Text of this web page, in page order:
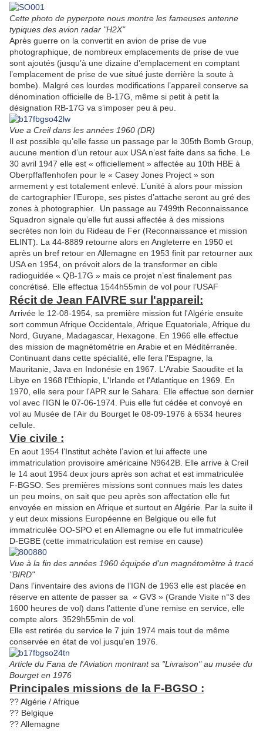
Cette photo de pyperpote nous montre les fameuses antenne
typiques des avion radar "H2X"
Après guerre on la convertit en avion de prise de vue
photographique, de nombreux emplacements de prise de vue
sont ajoutés (jusqu’à une dizaine d’emplacement en comptant
l’emplacement de prise de vue situé juste derrière la soute à
bombe). Malgré ces lourdes modifications l’appareil conserve sa
dénomination officielle de B-17G, même si petit à petit la
désignation RB-17G va s’imposer peu à peu.
Vue a Creil dans les années 1960 (DR)
Il est possible qu’elle fasse un passage par le 305th Bomb Group,
aucune mention d’un retour aux USA n’est faite dans sa fiche. Le
30 avril 1947 elle est « officiellement » affectée au 10th HBE à
Oberpffaffenhofen pour le « Casey Jones Project » son
armement y est totalement enlevé. L’unité à alors pour mission
de cartographier l’Europe, ses pistes d’attache seront au gré des
zones à photographier. Un passage au 7499th Reconnaissance
Squadron signale qu’elle fut aussi affectée à des missions
secrètes non loin du Rideau de Fer (Reconnaissance et mission
ELINT). La 44-8889 retourne alors en Angleterre en 1950 et
après un bref retour en Allemagne en 1953 finit par retourner aux
USA en 1954, on prévoit alors de la transformer en cible
radioguidée « QB-17G » mais ce projet n’est finalement pas
concrétisé. Elle effectua 1544h55min de vol pour l’USAF
Récit de Jean FAIVRE sur l'appareil:
Arrivée le 12-08-1954, sa première mission fut l'Algérie ensuite
sort commun Afrique Occidentale, Afrique Equatoriale, Afrique du
Nord, Guyane, Madagascar, Hexagone. En 1966 elle effectue
des mission de magnétométrie en Arabie et en Méditérranée.
Continuant dans cette spécialité, elle fera l'Espagne, la
Mauritanie, Java en Indonésie en 1967. L'Arabie Saoudite et la
Libye en 1968 l'Ethiopie, L'Irlande et l'Atlantique en 1969. En
1970, elle sera pour l'APR sur le Sahara. Elle effectue son dernier
vol avec l'IGN le 07-06-1974. Puis elle fut cédée et convoyé en
vol au Musée de l'Air du Bourget le 08-09-1976 à 6534 heures
cellule.
Vie civile :
En aout 1954 l’Institut achète l’avion et lui affecte une
immatriculation provisoire américaine N9642B. Elle arrive à Creil
le 14 aout 1954 deux jours après son achat et est immatriculée
F-BGSO. Ses premières missions sont connues mais les dates
un peu moins, on sait que peu après son affectation elle fut
envoyée en mission en Afrique et surtout en Algérie. Par la suite il
y eut deux missions Européenne en Belgique ou elle fut
immatriculée OO-SPO et en Allemagne ou elle fut immatriculée
D-EGBE (cette immatriculation est remise en cause)
Vue à la fin des années 1960 équipée d'un magnétomètre à tracé
"BIRD"
Dans l’inventaire des avions de l’IGN de 1963 elle est placée en
réserve en attente de passer sa « GV3 » (Grande Visite n°3 des
1600 heures de vol) dans l’attente d’une remise en service, elle
compte alors 3529h55min de vol.
Elle est retirée du service le 7 juin 1974 mais tout de même
conservée en état de vol jusqu'en 1976.
Article du Fana de l'Aviation montrant sa "Livraison" au musée du
Bourget en 1976
Principales missions de la F-BGSO :
?? Algérie / Afrique
?? Belgique
?? Allemagne